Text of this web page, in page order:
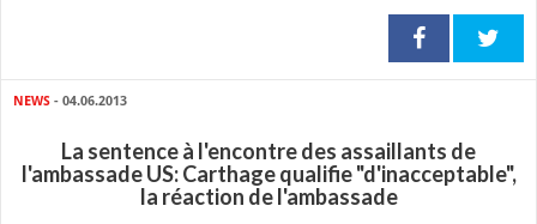
NEWS - 04.06.2013
La sentence à l'encontre des assaillants de
l'ambassade US: Carthage qualifie "d'inacceptable",
la réaction de l'ambassade